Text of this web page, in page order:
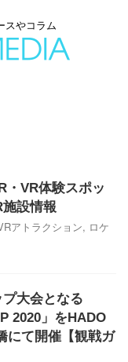
スやコラム
・VR体験スポッ
施設情報
アトラクション, ロケ
大会となる
2020」をHADO
にて開催【観戦ガ